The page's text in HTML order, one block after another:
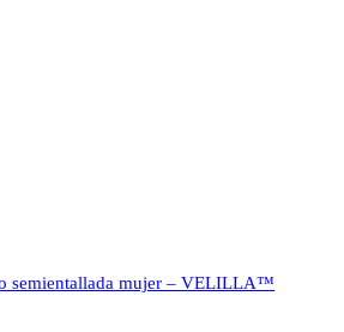
semientallada mujer – VELILLA™